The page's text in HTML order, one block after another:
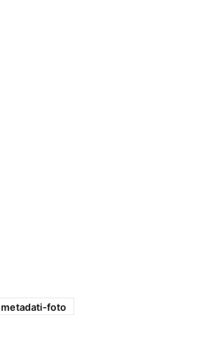
metadati-foto